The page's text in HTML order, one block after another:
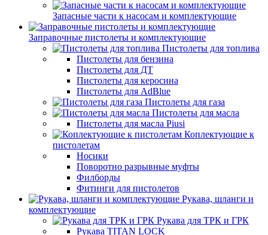
Запасные части к насосам и комплектующие
Заправочные пистолеты и комплектующие
Пистолеты для топлива
Пистолеты для бензина
Пистолеты для ДТ
Пистолеты для керосина
Пистолеты для AdBlue
Пистолеты для газа
Пистолеты для масла
Пистолеты для масла Piusi
Коплектующие к
пистолетам
Носики
Поворотно разрывные муфты
Филборды
Фитинги для пистолетов
Рукава, шланги и
комплектующие
Рукава для ТРК и ГРК
Рукава TITAN LOCK